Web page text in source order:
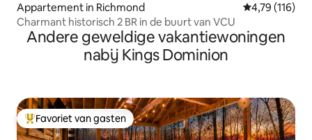
Appartement in Richmond Gemiddelde
4,79 (116)
Charmant historisch 2 BR in de buurt van VCU
Andere geweldige vakantiewoningen
nabij Kings Dominion
Topfavoriet van gasten
Favoriet van gasten